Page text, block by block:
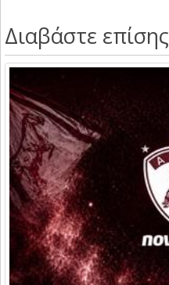
Διαβάστε επίσης